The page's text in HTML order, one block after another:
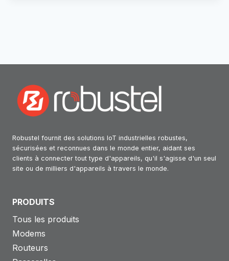
Robustel fournit des solutions IoT industrielles robustes,
sécurisées et reconnues dans le monde entier, aidant ses
clients à connecter tout type d'appareils, qu'il s'agisse d'un seul
site ou de milliers d'appareils à travers le monde.
PRODUITS
Tous les produits
Modems
Routeurs